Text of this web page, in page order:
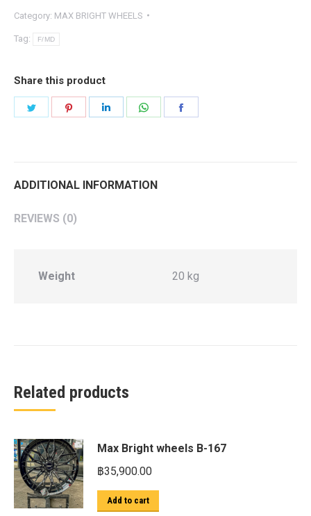
156
quantity
Category: MAX BRIGHT WHEELS
Tag: F/MD
Share this product
ADDITIONAL INFORMATION
REVIEWS (0)
Weight 20 kg
Related products
Max Bright wheels B-167
฿35,900.00
Add to cart